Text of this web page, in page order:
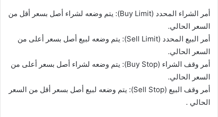
أمر الشراء المحدد (Buy Limit): يتم وضعه لشراء أصل بسعر أقل من
السعر الحالي.
أمر البيع المحدد (Sell Limit): يتم وضعه لبيع أصل بسعر أعلى من
السعر الحالي.
أمر وقف الشراء (Buy Stop): يتم وضعه لشراء أصل بسعر أعلى من
السعر الحالي.
أمر وقف البيع (Sell Stop): يتم وضعه لبيع أصل بسعر أقل من السعر
الحالي .